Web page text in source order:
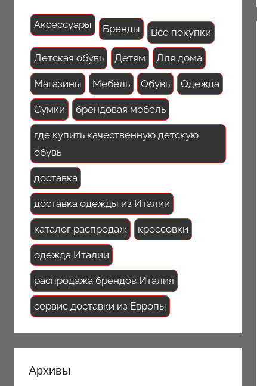
Аксессуары Бренды Все покупки
Детская обувь Детям Для дома
Магазины Мебель Обувь Одежда
Сумки брендовая мебель
где купить качественную детскую
обувь
доставка
доставка одежды из Италии
каталог распродаж кроссовки
одежда Италии
распродажа брендов Италия
сервис доставки из Европы
Архивы